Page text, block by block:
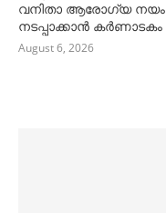
വനിതാ ആരോഗ്യ നയം
നടപ്പാക്കാൻ കര്‍ണാടകം
August 6, 2026